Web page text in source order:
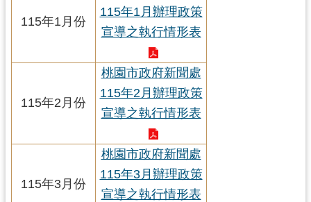
公
便
115年1月份
115年1月辦理政策
宣導之執行情形表
115年2月份
桃園市政府新聞處
115年2月辦理政策
宣導之執行情形表
115年3月份
桃園市政府新聞處
115年3月辦理政策
宣導之執行情形表